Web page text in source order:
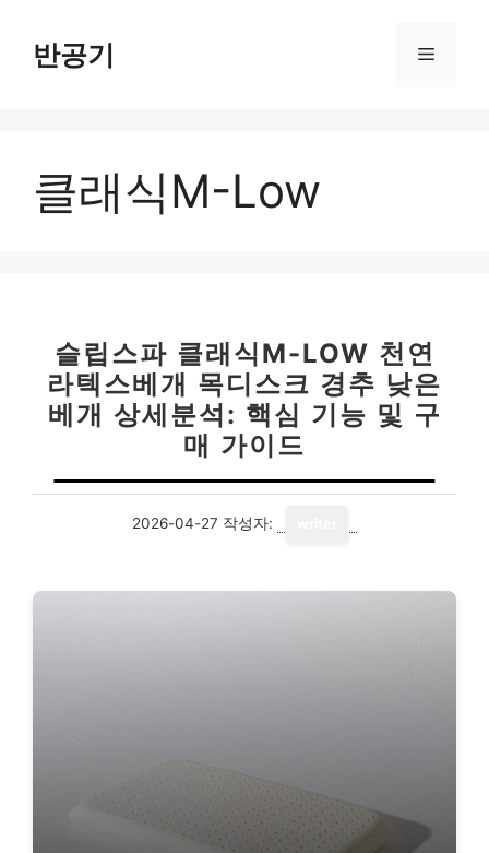
반공기 메
클래식M-Low
슬립스파 클래식M-LOW 천연
라텍스베개 목디스크 경추 낮은
베개 상세분석: 핵심 기능 및 구
매 가이드
2026-04-27 작성자: